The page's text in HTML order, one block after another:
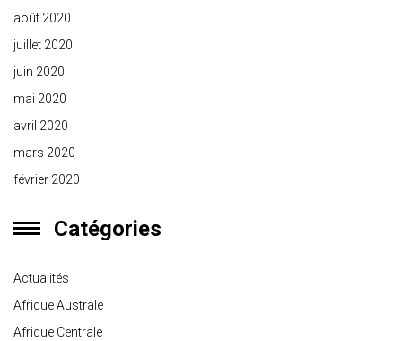
août 2020
juillet 2020
juin 2020
mai 2020
avril 2020
mars 2020
février 2020
Catégories
Actualités
Afrique Australe
Afrique Centrale